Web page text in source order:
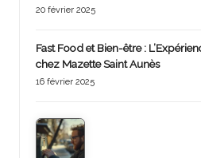
20 février 2025
Fast Food et Bien-être :
chez Mazette Saint Aunès
16 février 2025